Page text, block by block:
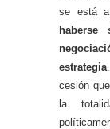
se está
estrategia
cesión
la